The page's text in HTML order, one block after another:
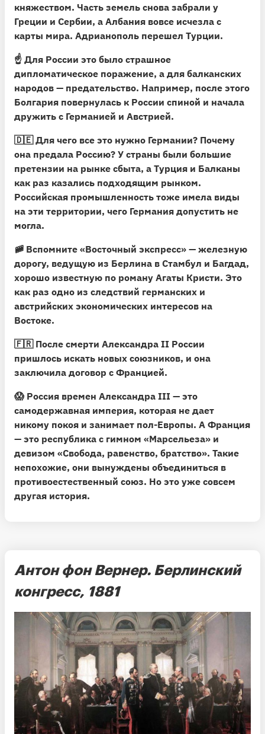
княжеством. Часть земель снова забрали у
Греции и Сербии, а Албания вовсе исчезла с
карты мира. Адрианополь перешел Турции.
☝️ Для России это было страшное
дипломатическое поражение, а для балканских
народов — предательство. Например, после этого
Болгария повернулась к России спиной и начала
дружить с Германией и Австрией.
🇩🇪 Для чего все это нужно Германии? Почему
она предала Россию? У страны были большие
претензии на рынке сбыта, а Турция и Балканы
как раз казались подходящим рынком.
Российская промышленность тоже имела виды
на эти территории, чего Германия допустить не
могла.
🚞 Вспомните «Восточный экспресс» — железную
дорогу, ведущую из Берлина в Стамбул и Багдад,
хорошо известную по роману Агаты Кристи. Это
как раз одно из следствий германских и
австрийских экономических интересов на
Востоке.
🇫🇷 После смерти Александра II России
пришлось искать новых союзников, и она
заключила договор с Францией.
😱 Россия времен Александра III — это
самодержавная империя, которая не дает
никому покоя и занимает пол-Европы. А Франция
— это республика с гимном «Марсельеза» и
девизом «Свобода, равенство, братство». Такие
непохожие, они вынуждены объединиться в
противоестественный союз. Но это уже совсем
другая история.
Антон фон Вернер. Берлинский
конгресс, 1881